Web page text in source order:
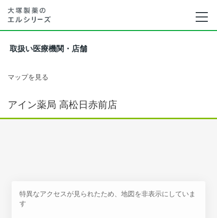
取扱い医療機関・店舗
マップを見る
アイン薬局 高松日赤前店
特異なアクセスが見られたため、地図を非表示にしていま
す